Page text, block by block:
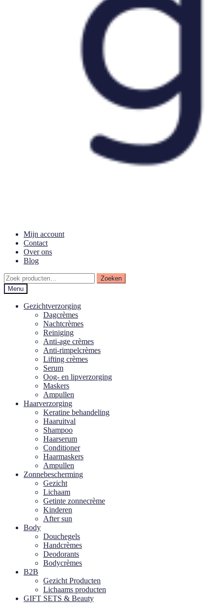
Mijn account
Contact
Over ons
Blog
Zoeken
naar:
Zoeken
Menu
Gezichtverzorging
Dagcrèmes
Nachtcrèmes
Reiniging
Anti-age crèmes
Anti-rimpelcrèmes
Lifting crèmes
Serum
Oog- en lipverzorging
Maskers
Ampullen
Haarverzorging
Keratine behandeling
Haaruitval
Shampoo
Haarserum
Conditioner
Haarmaskers
Ampullen
Zonnebescherming
Gezicht
Lichaam
Getinte zonnecrème
Kinderen
After sun
Body
Douchegels
Handcrèmes
Deodorants
Bodycrèmes
B2B
Gezicht Producten
Lichaams producten
GIFT SETS & Beauty